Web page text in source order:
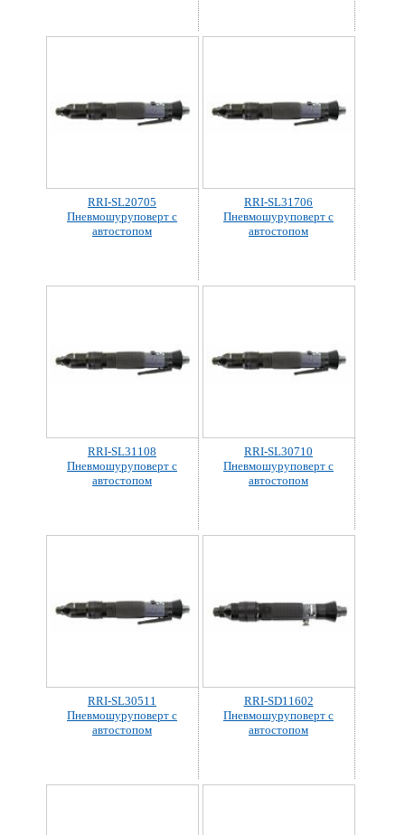
RRI-SL20705
Пневмошуруповерт с
автостопом
RRI-SL31706
Пневмошуруповерт с
автостопом
RRI-SL31108
Пневмошуруповерт с
автостопом
RRI-SL30710
Пневмошуруповерт с
автостопом
RRI-SL30511
Пневмошуруповерт с
автостопом
RRI-SD11602
Пневмошуруповерт с
автостопом